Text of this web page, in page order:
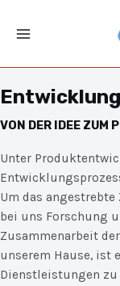
Inhalt
Menu
VON DER IDEE ZUM
Unter
Um das
bei uns Forschung
Zusammenarbeit
unserem Hause, ist
Dienstleistungen